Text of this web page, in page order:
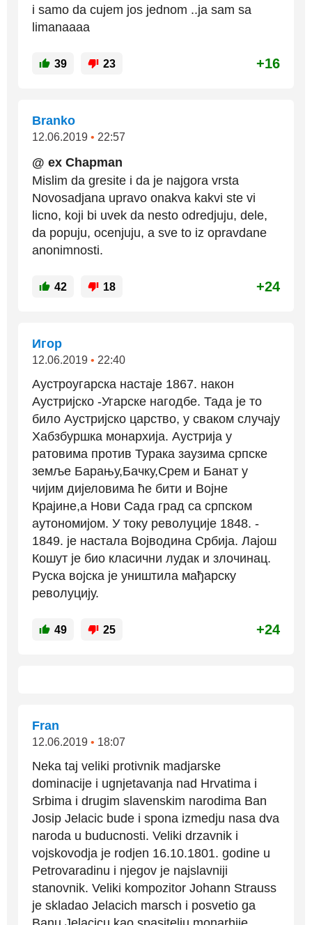
i samo da cujem jos jednom ..ja sam sa
limanaaaa
39 23 +16
Branko
12.06.2019 • 22:57
@ ex Chapman
Mislim da gresite i da je najgora vrsta
Novosadjana upravo onakva kakvi ste vi
licno, koji bi uvek da nesto odredjuju, dele,
da popuju, ocenjuju, a sve to iz opravdane
anonimnosti.
42 18 +24
Игор
12.06.2019 • 22:40
Аустроугарска настаје 1867. након
Аустријско -Угарске нагодбе. Тада је то
било Аустријско царство, у сваком случају
Хабзбуршка монархија. Аустрија у
ратовима против Турака заузима српске
земље Барању,Бачку,Срем и Банат у
чијим дијеловима ће бити и Војне
Крајине,а Нови Сада град са српском
аутономијом. У току револуције 1848. -
1849. је настала Војводина Србија. Лајош
Кошут је био класични лудак и злочинац.
Руска војска је уништила мађарску
револуцију.
49 25 +24
Fran
12.06.2019 • 18:07
Neka taj veliki protivnik madjarske
dominacije i ugnjetavanja nad Hrvatima i
Srbima i drugim slavenskim narodima Ban
Josip Jelacic bude i spona izmedju nasa dva
naroda u buducnosti. Veliki drzavnik i
vojskovodja je rodjen 16.10.1801. godine u
Petrovaradinu i njegov je najslavniji
stanovnik. Veliki kompozitor Johann Strauss
je skladao Jelacich marsch i posvetio ga